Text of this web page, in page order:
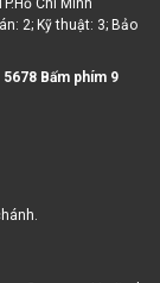
2; Kỹ thuật: 3; Bảo